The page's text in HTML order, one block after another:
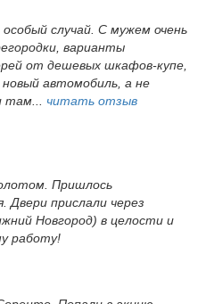
случай. С мужем очень
варианты
от дешевых шкафов-купе,
автомобиль, а не
там... читать отзыв
Пришлось
Двери прислали через
Новгород) в целости и
работу!